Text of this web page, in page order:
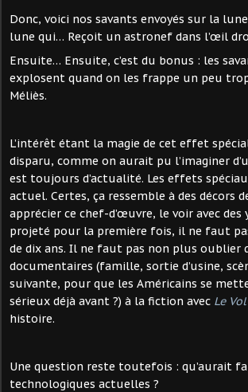
Donc, voici nos savants envoyés sur la
lune qui… Reçoit un astronef dans l’œil
Ensuite… Ensuite, c’est du bonus : les
explosent quand on les frappe un peu
Méliès.
L’intérêt étant la magie de cet effet
disparu, comme on aurait pu l’imaginer
est toujours d’actualité. Les effets
actuel. Certes, ça ressemble à des
apprécier ce chef-d’œuvre, le voir avec
projeté pour la première fois, il ne faut
de dix ans. Il ne faut pas non plus
documentaires (famille, sortie d’usine,
suivante, pour que les Américains se
sérieux déjà avant ?) à la fiction avec Le
histoire.
Une question reste toutefois : qu’aurait
technologiques actuelles ?